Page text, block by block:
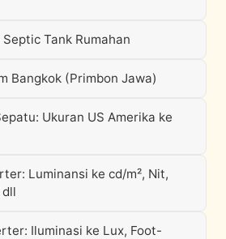
Tank Rumahan
Bangkok (Primbon Jawa)
Ukuran US Amerika ke
Luminansi ke cd/m², Nit,
Iluminasi ke Lux, Foot-